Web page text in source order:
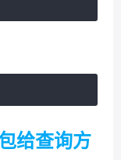
给查询方